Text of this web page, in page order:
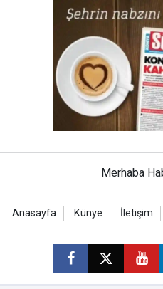
Merhaba
Anasayfa Künye İletişim